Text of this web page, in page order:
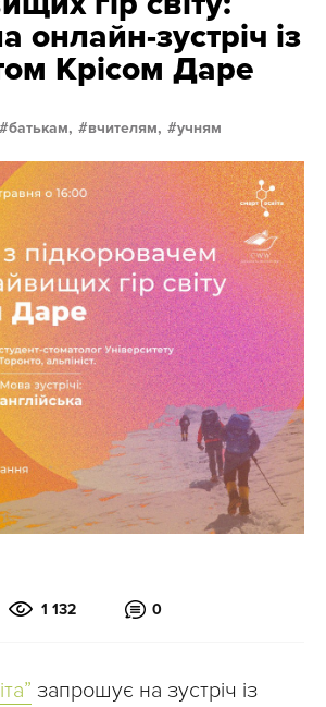
онлайн-зустріч із
Крісом Даре
батькам, вчителям, учням
1 132 0
запрошує на зустріч із